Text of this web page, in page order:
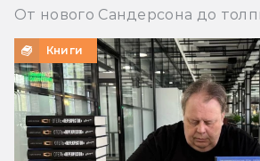
От нового Сандерсона до
Книги